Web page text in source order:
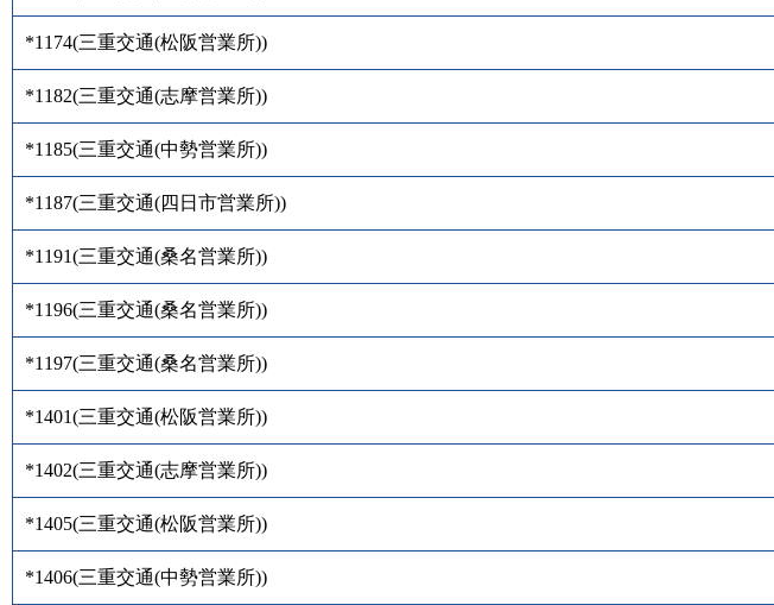
*1174(三重交通(松阪営業所))
*1182(三重交通(志摩営業所))
*1185(三重交通(中勢営業所))
*1187(三重交通(四日市営業所))
*1191(三重交通(桑名営業所))
*1196(三重交通(桑名営業所))
*1197(三重交通(桑名営業所))
*1401(三重交通(松阪営業所))
*1402(三重交通(志摩営業所))
*1405(三重交通(松阪営業所))
*1406(三重交通(中勢営業所))